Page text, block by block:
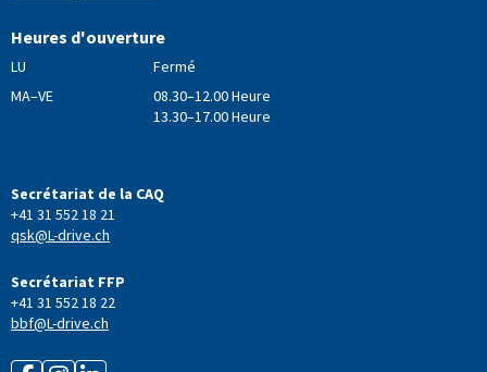
Heures d'ouverture
LU
Fermé
MA–VE
08.30–12.00 Heure
13.30–17.00 Heure
Secrétariat de la CAQ
+41 31 552 18 21
qsk@L-drive.ch
Secrétariat FFP
+41 31 552 18 22
bbf@L-drive.ch